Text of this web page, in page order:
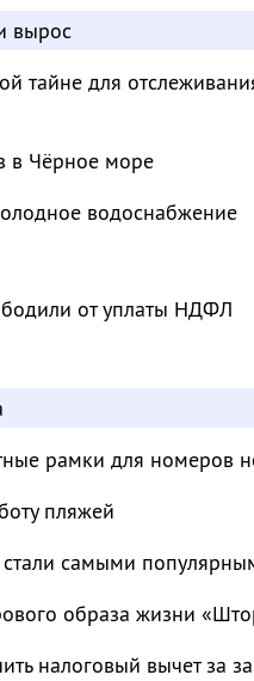
вырос
тайне для
в Чёрное море
водоснабжение
от уплаты НДФЛ
рамки для номеров
пляжей
самыми
образа жизни
налоговый вычет за